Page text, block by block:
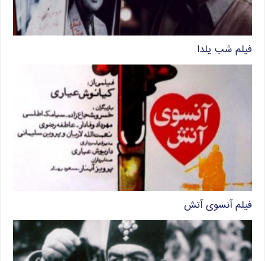
فیلم شب یلدا
فیلم آنسوی آتش